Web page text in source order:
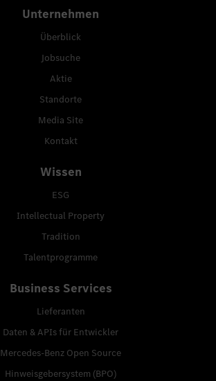
Unternehmen
Überblick
Jobsuche
Aktie
Standorte
Media Site
Kontakt
Wissen
ESG
Intellectual Property
Tradition
Talentprogramme
Business Services
Lieferanten
Daten & APIs für Entwickler
Mercedes-Benz Open Source
Hinweisgebersystem (BPO)